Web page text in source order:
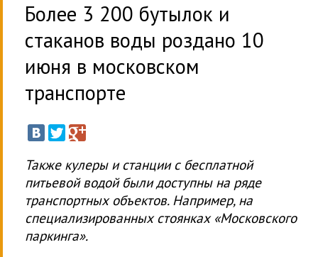
Более 3 200 бутылок и
стаканов воды роздано 10
июня в московском
транспорте
Также кулеры и станции с бесплатной
питьевой водой были доступны на ряде
транспортных объектов. Например, на
специализированных стоянках «Московского
паркинга».